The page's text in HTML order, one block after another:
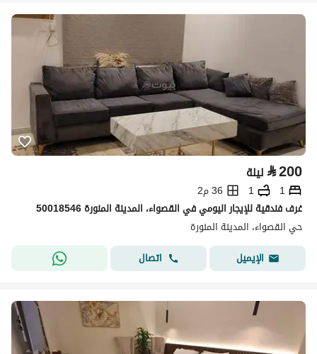
⃁200 ليلة
1
1
36 م2
غرف فندقية للإيجار اليومي في القصواء، المدينة المنورة 50018546
حي القصواء، المدينة المنورة
الإيميل
اتصال